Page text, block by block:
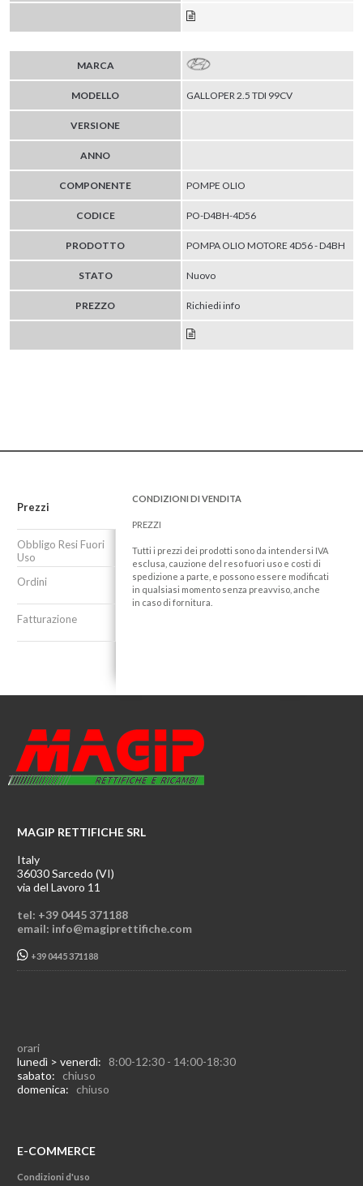
MARCA
MODELLO GALLOPER 2.5 TDI 99CV
VERSIONE
ANNO
COMPONENTE POMPE OLIO
CODICE PO-D4BH-4D56
PRODOTTO POMPA OLIO MOTORE 4D56 - D4BH
STATO Nuovo
PREZZO Richiedi info
Prezzi
Obbligo Resi Fuori
Uso
Ordini
Fatturazione
CONDIZIONI DI VENDITA
PREZZI
Tutti i prezzi dei prodotti sono da intendersi IVA
esclusa, cauzione del reso fuori uso e costi di
spedizione a parte, e possono essere modificati
in qualsiasi momento senza preavviso, anche
in caso di fornitura.
MAGIP RETTIFICHE SRL
Italy
36030 Sarcedo (VI)
via del Lavoro 11
tel: +39 0445 371188
email: info@magiprettifiche.com
+39 0445 371188
orari
lunedì > venerdì: 8:00-12:30 - 14:00-18:30
sabato: chiuso
domenica: chiuso
E-COMMERCE
Condizioni d'uso